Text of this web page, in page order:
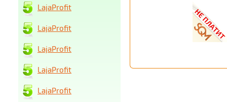
LajaProfit
LajaProfit
LajaProfit
LajaProfit
LajaProfit